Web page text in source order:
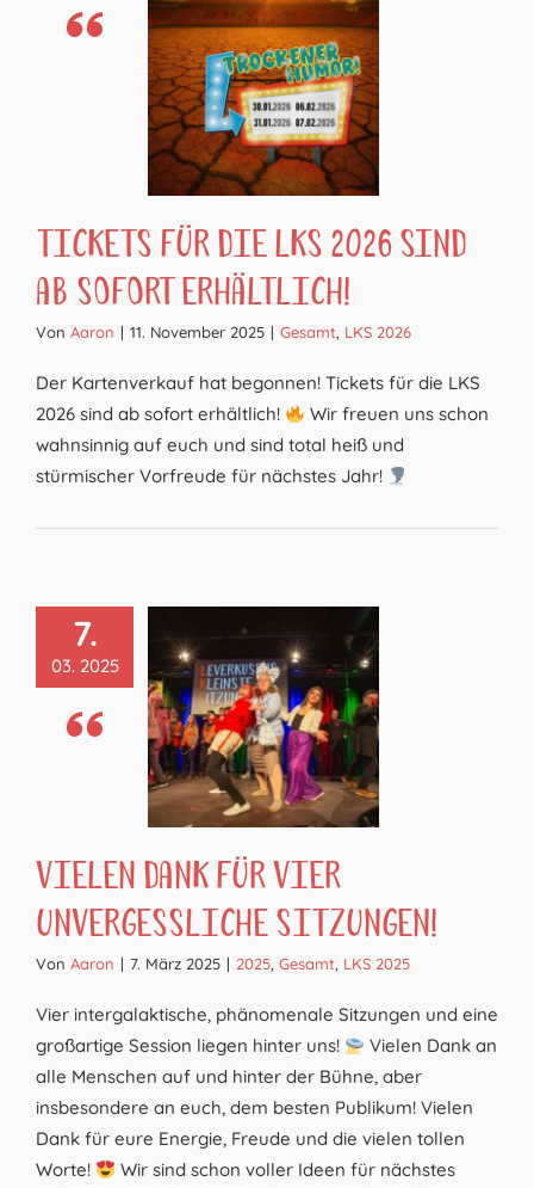
Tickets für die LKS 2026 sind
ab sofort erhältlich!
Von Aaron | 11. November 2025 | Gesamt LKS 2026
Der Kartenverkauf hat begonnen! Tickets für die LKS
2026 sind ab sofort erhältlich!
Wir freuen uns schon
wahnsinnig auf euch und sind total heiß und
stürmischer Vorfreude für nächstes Jahr!
7.
03. 2025
Vielen Dank für vier
unvergessliche Sitzungen!
Von Aaron | 7. März 2025 | 2025, Gesamt, LKS 2025
Vier intergalaktische, phänomenale Sitzungen und eine
großartige Session liegen hinter uns!
Vielen Dank an
alle Menschen auf und hinter der Bühne, aber
insbesondere an euch, dem besten Publikum! Vielen
Dank für eure Energie, Freude und die vielen tollen
Worte!
Wir sind schon voller Ideen für nächstes